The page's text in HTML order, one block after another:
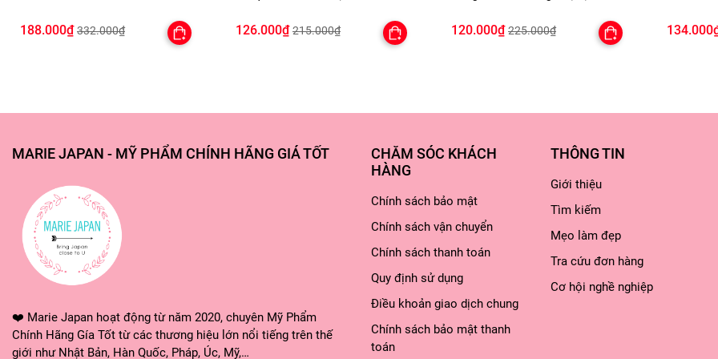
người, dù không phải tốn quá nhiều công sức để bồi bổ.
Cho trà gạo lứt vào nồi, đun lửa nhỏ và thêm một thìa nhỏ muối (5g) đun đến
hạt gạo chín mềm, đợi nguội, lọc lấy nước uống.
Có thể hãm trong bình với nước sôi như trà thông thường
Purifying
188.000₫ 332.000₫ 126.000₫ 215.000₫
TẶNG 1 BÔNG MÚT TÍM
120.000₫ 225.000₫
MARIE JAPAN - MỸ PHẨM CHÍNH HÃNG GIÁ TỐT
❤️ Marie Japan hoạt động từ năm 2020, chuyên Mỹ Phẩm
Chính Hãng Gía Tốt từ các thương hiệu lớn nổi tiếng trên thế
giới như Nhật Bản, Hàn Quốc, Pháp, Úc, Mỹ,…
CHĂM SÓC KHÁCH
HÀNG
Chính sách bảo mật
Chính sách vận chuyển
Chính sách thanh toán
Quy định sử dụng
Điều khoản giao dịch chung
Chính sách bảo mật thanh
toán
THÔNG TIN
Giới thiệu
Tìm kiếm
Mẹo làm đẹp
Tra cứu đơn hàng
Cơ hội nghề nghiệp